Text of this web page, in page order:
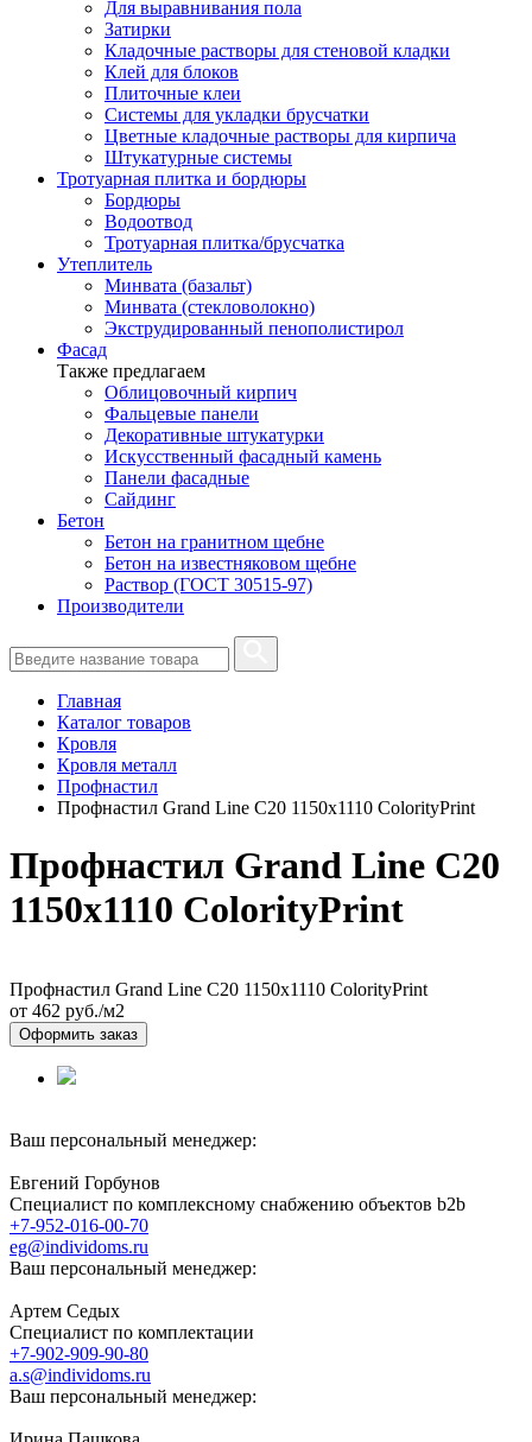
Для выравнивания пола
Затирки
Кладочные растворы для стеновой кладки
Клей для блоков
Плиточные клеи
Системы для укладки брусчатки
Цветные кладочные растворы для кирпича
Штукатурные системы
Тротуарная плитка и бордюры
Бордюры
Водоотвод
Тротуарная плитка/брусчатка
Утеплитель
Минвата (базальт)
Минвата (стекловолокно)
Экструдированный пенополистирол
Фасад
Также предлагаем
Облицовочный кирпич
Фальцевые панели
Декоративные штукатурки
Искусственный фасадный камень
Панели фасадные
Сайдинг
Бетон
Бетон на гранитном щебне
Бетон на известняковом щебне
Раствор (ГОСТ 30515-97)
Производители
Главная
Каталог товаров
Кровля
Кровля металл
Профнастил
Профнастил Grand Line С20 1150х1110 ColorityPrint
Профнастил Grand Line С20
1150х1110 ColorityPrint
Профнастил Grand Line С20 1150х1110 ColorityPrint
от 462 руб./м2
Оформить заказ
Ваш персональный менеджер:
Евгений Горбунов
Специалист по комплексному снабжению объектов b2b
+7-952-016-00-70
eg@individoms.ru
Ваш персональный менеджер:
Артем Седых
Специалист по комплектации
+7-902-909-90-80
a.s@individoms.ru
Ваш персональный менеджер: